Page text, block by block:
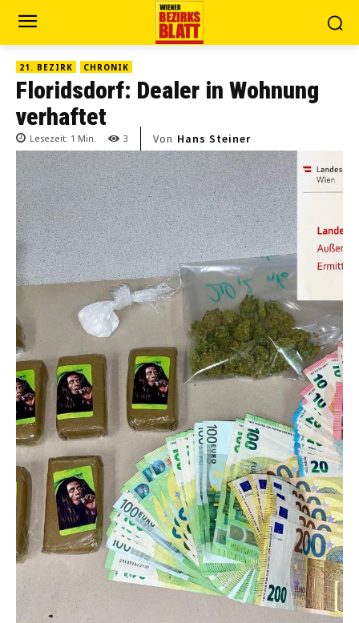
21. BEZIRK CHRONIK
Floridsdorf: Dealer in Wohnung
verhaftet
Lesezeit: 1 Min. 3 Von Hans Steiner